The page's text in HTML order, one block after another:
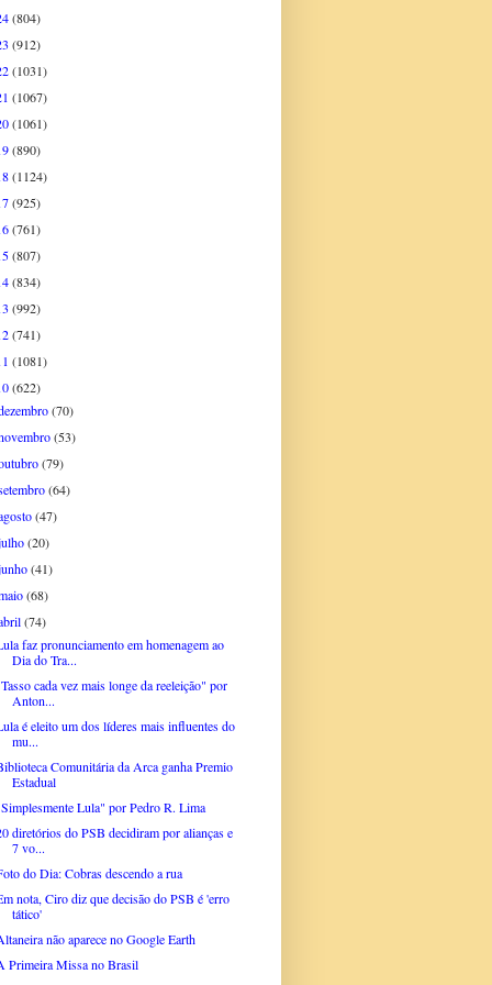
(804)
(912)
(1031)
(1067)
(1061)
(890)
(1124)
(925)
(761)
(807)
(834)
(992)
(741)
(1081)
(622)
(70)
(53)
(79)
(64)
(47)
(20)
(41)
(68)
(74)
faz pronunciamento em homenagem ao
Dia do Tra...
cada vez mais longe da reeleição" por
Anton...
é eleito um dos líderes mais influentes do
mu...
Comunitária da Arca ganha Premio
Estadual
Lula" por Pedro R. Lima
diretórios do PSB decidiram por alianças e
7 vo...
do Dia: Cobras descendo a rua
nota, Ciro diz que decisão do PSB é 'erro
tático'
não aparece no Google Earth
Primeira Missa no Brasil